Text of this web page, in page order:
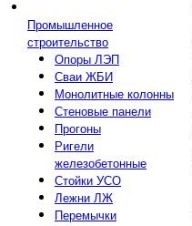
Промышленное
строительство
Опоры ЛЭП
Сваи ЖБИ
Монолитные колонны
Стеновые панели
Прогоны
Ригели
железобетонные
Стойки УСО
Лежни ЛЖ
Перемычки